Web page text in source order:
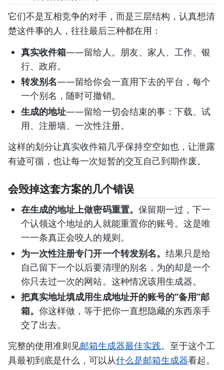
它们不是互相竞争的对手，而是三层结构，认真想清
楚这件事的人，往往最后三种都在用：
真实收件箱——留给人。朋友、家人、工作、银
行、政府。
转发别名——留给你会一直用下去的平台，每个
一个别名，随时可撤销。
生成的地址——留给一切会结束的事：下载、试
用、注册墙、一次性注册。
这样的划分让真实收件箱几乎保持空空如也，让泄露
有迹可循，也让每一次短暂的交互自己到期作废。
会毁掉这套方案的几个错误
在生成的地址上做密码重置。 保留期一过，下一
个认领这个地址的人就能重置你的账号。这是唯
一一条真正会咬人的规则。
为一次性注册专门开一个转发别名。 结果只是给
自己留下一个以后要清理的别名，为的却是一个
你只去过一次的网站。这种情况该用生成器。
把真实地址填成用生成地址开的账号的“备用”邮
箱。你这样做，等于把你一直想隐藏的东西亲手
交了出去。
完整的使用准则见邮箱生成器最佳实践。至于这个工
具最初到底是什么，可以从什么是邮箱生成器看起。